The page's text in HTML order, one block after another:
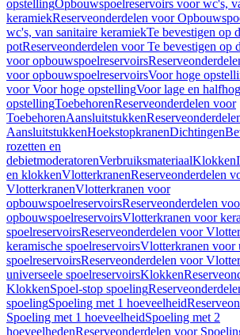
opstellingOpbouwspoelreservoirs voor wc's,
keramiekReserveonderdelen voor
wc's, van sanitaire keramiekTe bevestigen op
potReserveonderdelen voor Te bevestigen op
voor opbouwspoelreservoirs
voor opbouwspoelreservoirsVoor hoge
voor Voor hoge opstellingVoor lage en
opstellingToebehorenReserveonderdelen voor
ToebehorenAansluitstukken
AansluitstukkenHoekstopkranenDichtingen
rozetten en
debietmoderatorenVerbruiksmateriaalKlokken
en klokkenVlotterkranenReserveonderdelen
VlotterkranenVlotterkranen voor
opbouwspoelreservoirsReserveonderdelen
opbouwspoelreservoirsVlotterkranen voor
spoelreservoirsReserveonderdelen voor
keramische spoelreservoirsVlotterkranen voor
spoelreservoirsReserveonderdelen voor
universeele spoelreservoirsKlokken
KlokkenSpoel-stop spoeling
spoelingSpoeling met 1 hoeveelheid
Spoeling met 1 hoeveelheidSpoeling met 2
hoeveelhedenReserveonderdelen voor